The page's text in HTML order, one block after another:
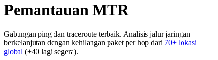
Pemantauan MTR
Gabungan ping dan traceroute terbaik. Analisis jalur jaringan
berkelanjutan dengan kehilangan paket per hop dari 70+ lokasi
global (+40 lagi segera).